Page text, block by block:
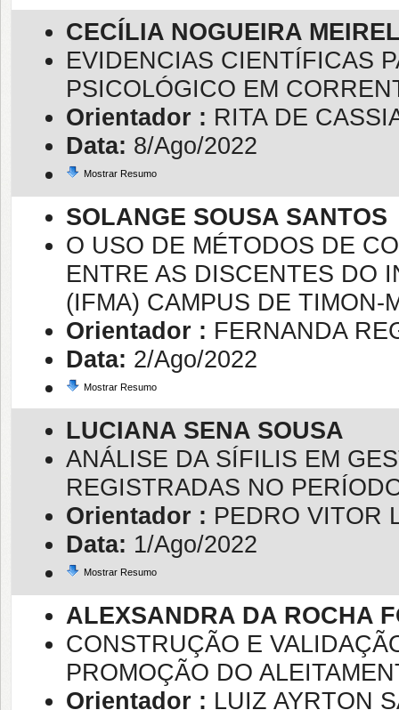
CECÍLIA NOGUEIRA
EVIDENCIAS CIENTÍFICAS
PSICOLÓGICO EM
Orientador : RITA DE
Data: 8/Ago/2022
Mostrar Resumo
SOLANGE SOUSA SANTOS
O USO DE MÉTODOS DE
ENTRE AS DISCENTES DO
(IFMA) CAMPUS DE TIMON-
Orientador : FERNANDA
Data: 2/Ago/2022
Mostrar Resumo
LUCIANA SENA SOUSA
ANÁLISE DA SÍFILIS EM
REGISTRADAS NO
Orientador : PEDRO VITOR
Data: 1/Ago/2022
Mostrar Resumo
ALEXSANDRA DA ROCHA
CONSTRUÇÃO E
PROMOÇÃO DO
Orientador : LUIZ AYRTON